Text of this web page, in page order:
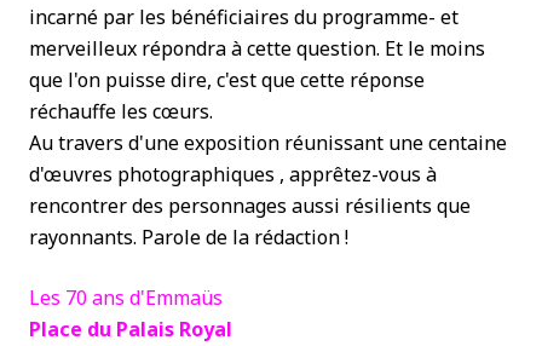
incarné par les bénéficiaires du programme- et
merveilleux répondra à cette question. Et le moins
que l'on puisse dire, c'est que cette réponse
réchauffe les cœurs.
Au travers d'une exposition réunissant une centaine
d'œuvres photographiques , apprêtez-vous à
rencontrer des personnages aussi résilients que
rayonnants. Parole de la rédaction !
Les 70 ans d'Emmaüs
Place du Palais Royal